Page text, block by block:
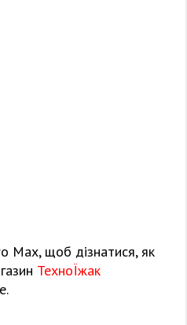
Max, щоб дізнатися, як
ТехноЇжак